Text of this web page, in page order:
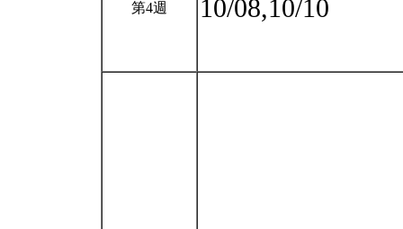
第4週 10/08,10/10